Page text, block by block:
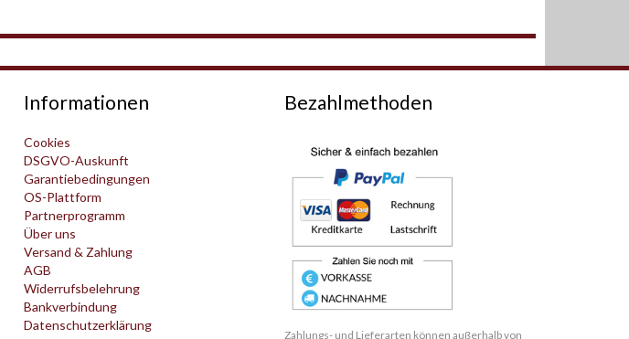
Informationen
Cookies
DSGVO-Auskunft
Garantiebedingungen
OS-Plattform
Partnerprogramm
Über uns
Versand & Zahlung
AGB
Widerrufsbelehrung
Bankverbindung
Datenschutzerklärung
Bezahlmethoden
Zahlungs- und Lieferarten können außerhalb von